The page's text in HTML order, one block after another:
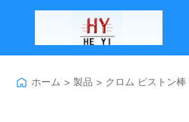
ホーム > 製品 > クロム ピストン棒